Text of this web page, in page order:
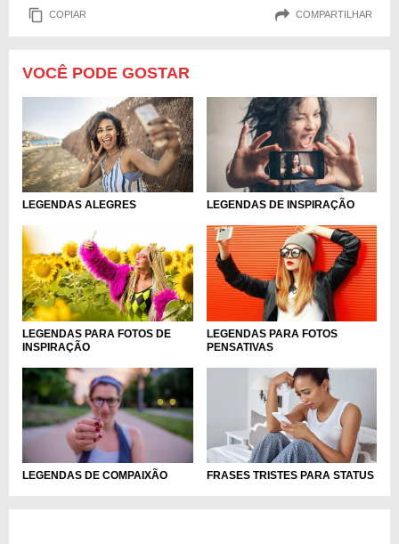
COPIAR COMPARTILHAR
VOCÊ PODE GOSTAR
LEGENDAS ALEGRES LEGENDAS DE INSPIRAÇÃO
LEGENDAS PARA FOTOS DE
INSPIRAÇÃO
LEGENDAS PARA FOTOS
PENSATIVAS
LEGENDAS DE COMPAIXÃO FRASES TRISTES PARA STATUS